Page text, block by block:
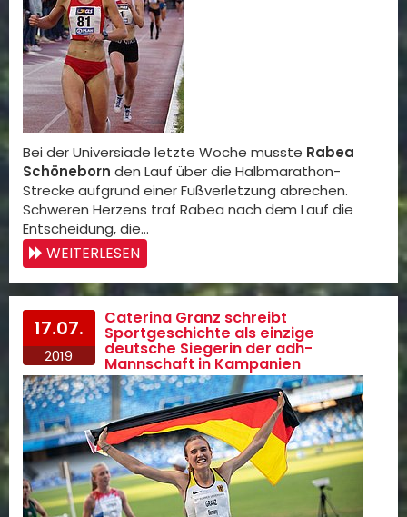
Bei der Universiade letzte Woche musste Rabea
Schöneborn den Lauf über die Halbmarathon-
Strecke aufgrund einer Fußverletzung abrechen.
Schweren Herzens traf Rabea nach dem Lauf die
Entscheidung, die…
WEITERLESEN
17.07.
2019
Caterina Granz schreibt
Sportgeschichte als einzige
deutsche Siegerin der adh-
Mannschaft in Kampanien